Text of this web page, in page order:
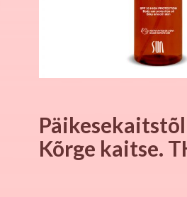
Kõrge kaitse.